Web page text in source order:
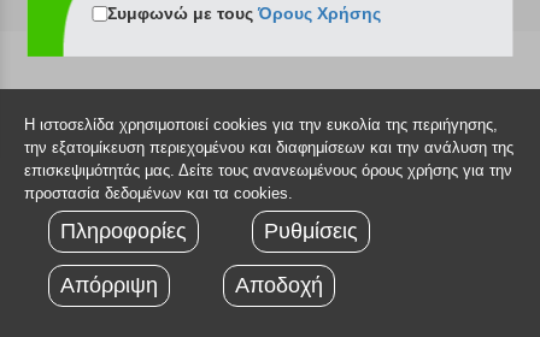
Πολιτική επιστροφών
Τεχνική υποστήριξη
Συμφωνώ με τουςΌρους Χρήσης
Η ιστοσελίδα χρησιμοποιεί cookies για την ευκολία της περιήγησης,
την εξατομίκευση περιεχομένου και διαφημίσεων και την ανάλυση της
επισκεψιμότητάς μας. Δείτε τους ανανεωμένους όρους χρήσης για την
προστασία δεδομένων και τα cookies.
Πληροφορίες Ρυθμίσεις
Απόρριψη Αποδοχή